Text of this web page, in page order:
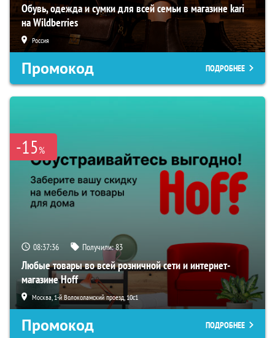
Обувь, одежда и сумки для всей семьи в магазине kari
на Wildberries
Россия
Промокод ПОДРОБНЕЕ
-15%
08:37:34 Получили:83
Любые товары во всей розничной сети и интернет-
магазине Hoff
Москва, 1-й Волоколамский проезд, 10с1
Промокод ПОДРОБНЕЕ